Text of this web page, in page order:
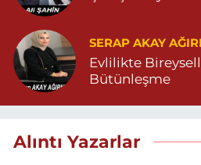
SERAP AKAY
Evlilikte
Bütünleşme
Alıntı Yazarlar